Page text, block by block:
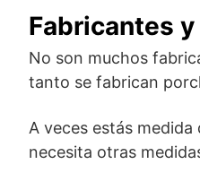
Fabricantes
No son muchos
tanto se fabrican
A veces estás
necesita otras